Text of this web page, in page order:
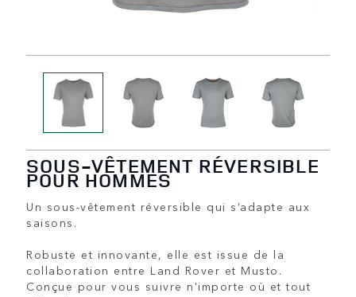
SOUS-VÊTEMENT RÉVERSIBLE
POUR HOMMES
Un sous-vêtement réversible qui s’adapte aux
saisons.
Robuste et innovante, elle est issue de la
collaboration entre Land Rover et Musto.
Conçue pour vous suivre n'importe où et tout